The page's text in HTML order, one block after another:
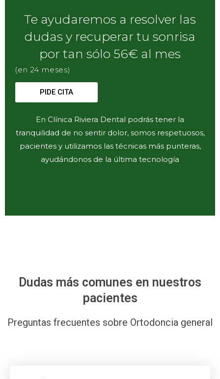
Te ayudaremos a resolver las
dudas y recuperar tu sonrisa
por tan sólo 56€ al mes
(en 24 meses)
PIDE CITA
En Clínica Riviera Dental podrás tener la
tranquilidad de no sentir dolor, somos respetuosos,
pacientes y utilizamos las técnicas más punteras,
ayudándonos de la última tecnología
Dudas más comunes en nuestros
pacientes
Preguntas frecuentes sobre Ortodoncia general